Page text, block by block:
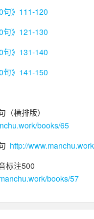
句》111-120
句》121-130
句》131-140
句》141-150
（横排版）
books/65
http://
标注500
books/57